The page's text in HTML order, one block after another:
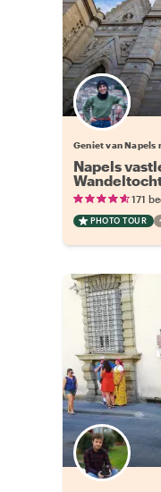
Geniet van Napels
Napels
171
PHOTO TOUR